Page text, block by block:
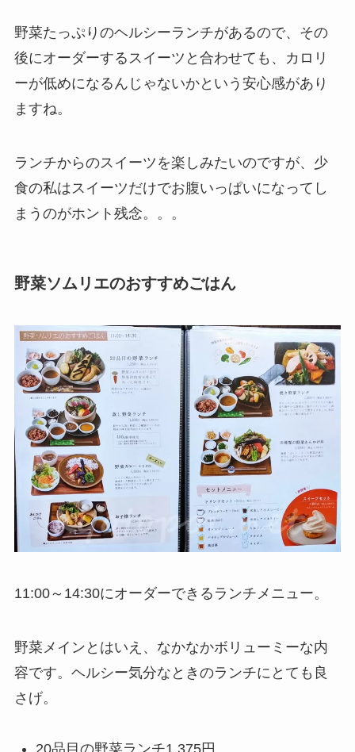
野菜たっぷりのヘルシーランチがあるので、その
後にオーダーするスイーツと合わせても、カロリ
ーが低めになるんじゃないかという安心感があり
ますね。
ランチからのスイーツを楽しみたいのですが、少
食の私はスイーツだけでお腹いっぱいになってし
まうのがホント残念。。。
野菜ソムリエのおすすめごはん
11:00～14:30にオーダーできるランチメニュー。
野菜メインとはいえ、なかなかボリューミーな内
容です。ヘルシー気分なときのランチにとても良
さげ。